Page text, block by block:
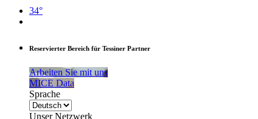
34°
Reservierter Bereich für Tessiner Partner
Arbeiten Sie mit uns
MICE Data
Sprache
Unser Netzwerk